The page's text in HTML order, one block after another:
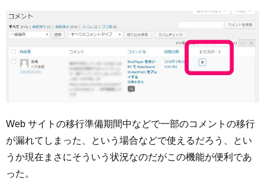
Web サイトの移行準備期間中などで一部のコメントの移行
が漏れてしまった、という場合などで使えるだろう、とい
うか現在まさにそういう状況なのだがこの機能が便利であ
った。